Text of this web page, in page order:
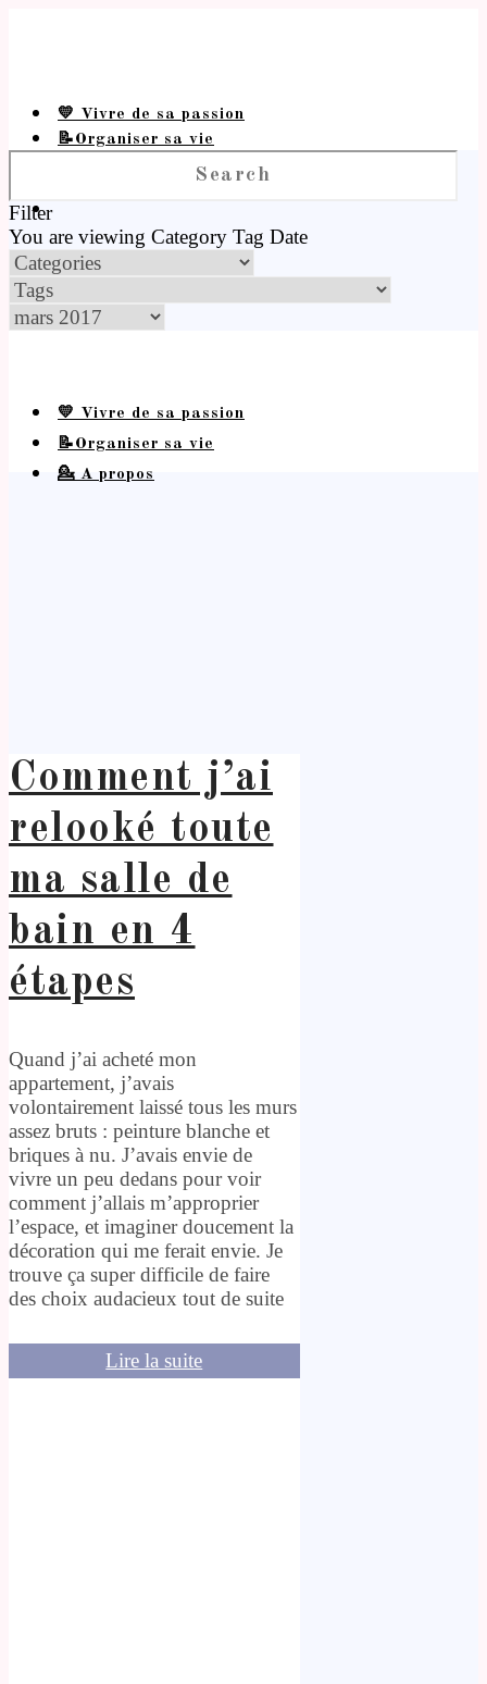
💛 Vivre de sa passion
📝Organiser sa vie
Filter
You are viewing Category Tag Date
💛 Vivre de sa passion
📝Organiser sa vie
💁 A propos
Comment j’ai
relooké toute
ma salle de
bain en 4
étapes
Quand j’ai acheté mon
appartement, j’avais
volontairement laissé tous les murs
assez bruts : peinture blanche et
briques à nu. J’avais envie de
vivre un peu dedans pour voir
comment j’allais m’approprier
l’espace, et imaginer doucement la
décoration qui me ferait envie. Je
trouve ça super difficile de faire
des choix audacieux tout de suite
Lire la suite